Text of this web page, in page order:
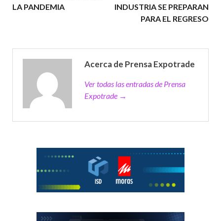
LA PANDEMIA
INDUSTRIA SE PREPARAN
PARA EL REGRESO
Acerca de Prensa Expotrade
Ver todas las entradas de Prensa
Expotrade →